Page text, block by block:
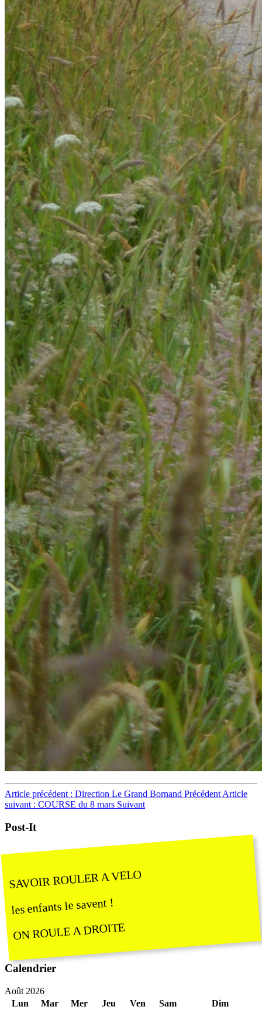
Article précédent : Direction Le Grand Bornand Précédent Article
suivant : COURSE du 8 mars Suivant
Post-It
SAVOIR ROULER A VELO
les enfants le savent !
ON ROULE A DROITE
Calendrier
Août 2026
Lun
Mar Mer Jeu Ven Sam Dim